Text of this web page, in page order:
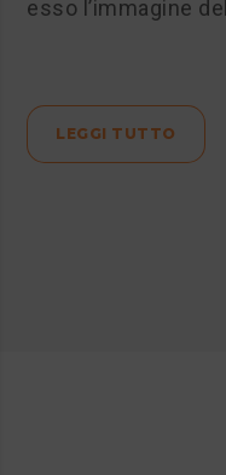
esso l’immagine
LEGGI TUTTO